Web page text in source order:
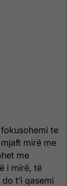
te
mirë me
me
i mirë, të
t’i qasemi